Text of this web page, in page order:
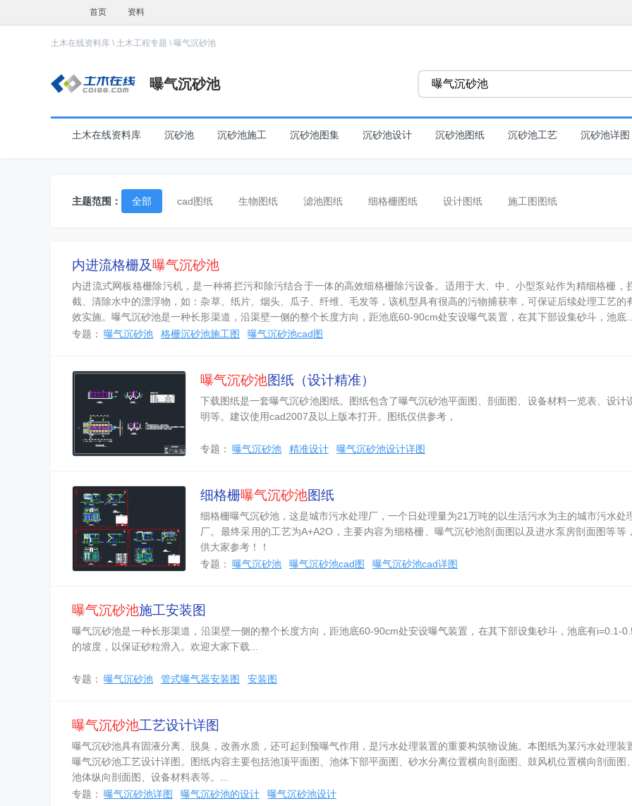
首页 资料
土木在线资料库 \ 土木工程专题 \ 曝气沉砂池
曝气沉砂池
土木在线资料库 沉砂池 沉砂池施工 沉砂池图集 沉砂池设计 沉砂池图纸 沉砂池工艺 沉砂池详图
主题范围： 全部 cad图纸 生物图纸 滤池图纸 细格栅图纸 设计图纸 施工图图纸
内进流格栅及曝气沉砂池
内进流式网板格栅除污机，是一种将拦污和除污结合于一体的高效细格栅除污设备。适用于大、中、小型泵站作为精细格栅，
截、清除水中的漂浮物，如：杂草、纸片、烟头、瓜子、纤维、毛发等，该机型具有很高的污物捕获率，可保证后续处理工艺的
效实施。曝气沉砂池是一种长形渠道，沿渠壁一侧的整个长度方向，距池底60-90cm处安设曝气装置，在其下部设集砂斗，池底有
i=0.1-0.5的坡度，以保证砂粒滑入。...
专题： 曝气沉砂池 格栅沉砂池施工图 曝气沉砂池cad图
曝气沉砂池图纸（设计精准）
下载图纸是一套曝气沉砂池图纸。图纸包含了曝气沉砂池平面图、剖面图、设备材料一览表、设计
明等。建议使用cad2007及以上版本打开。图纸仅供参考，
专题： 曝气沉砂池 精准设计 曝气沉砂池设计详图
细格栅曝气沉砂池图纸
细格栅曝气沉砂池，这是城市污水处理厂，一个日处理量为21万吨的以生活污水为主的城市污水处
厂。最终采用的工艺为A+A2O，主要内容为细格栅、曝气沉砂池剖面图以及进水泵房剖面图等等，
供大家参考！！
专题： 曝气沉砂池 曝气沉砂池cad图 曝气沉砂池cad详图
曝气沉砂池施工安装图
曝气沉砂池是一种长形渠道，沿渠壁一侧的整个长度方向，距池底60-90cm处安设曝气装置，在其下部设集砂斗，池底有i=0.1-
的坡度，以保证砂粒滑入。欢迎大家下载...
专题： 曝气沉砂池 管式曝气器安装图 安装图
曝气沉砂池工艺设计详图
曝气沉砂池具有固液分离、脱臭，改善水质，还可起到预曝气作用，是污水处理装置的重要构筑物设施。本图纸为某污水处理装
曝气沉砂池工艺设计详图。图纸内容主要包括池顶平面图、池体下部平面图、砂水分离位置横向剖面图、鼓风机位置横向剖面图、
池体纵向剖面图、设备材料表等。...
专题： 曝气沉砂池详图 曝气沉砂池的设计 曝气沉砂池设计